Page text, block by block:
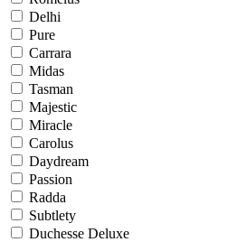
Delhi
Pure
Carrara
Midas
Tasman
Majestic
Miracle
Carolus
Daydream
Passion
Radda
Subtlety
Duchesse Deluxe